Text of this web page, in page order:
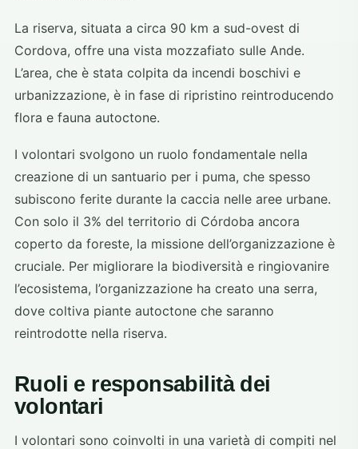
La riserva, situata a circa 90 km a sud-ovest di
Cordova, offre una vista mozzafiato sulle Ande.
L’area, che è stata colpita da incendi boschivi e
urbanizzazione, è in fase di ripristino reintroducendo
flora e fauna autoctone.
I volontari svolgono un ruolo fondamentale nella
creazione di un santuario per i puma, che spesso
subiscono ferite durante la caccia nelle aree urbane.
Con solo il 3% del territorio di Córdoba ancora
coperto da foreste, la missione dell’organizzazione è
cruciale. Per migliorare la biodiversità e ringiovanire
l’ecosistema, l’organizzazione ha creato una serra,
dove coltiva piante autoctone che saranno
reintrodotte nella riserva.
Ruoli e responsabilità dei
volontari
I volontari sono coinvolti in una varietà di compiti nel